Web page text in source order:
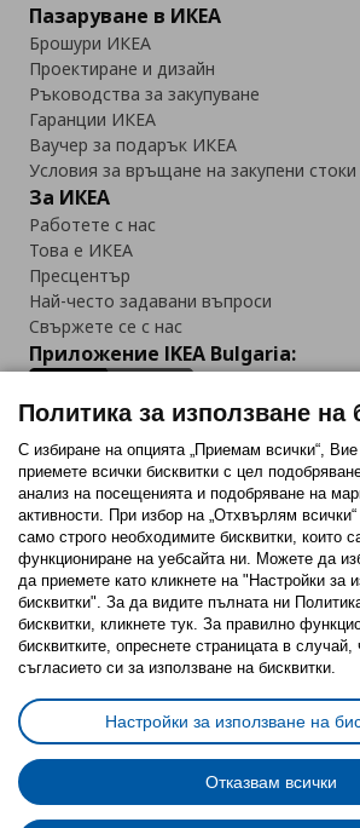
Пазаруване в ИКЕА
Брошури ИКЕА
Проектиране и дизайн
Ръководства за закупуване
Гаранции ИКЕА
Ваучер за подарък ИКЕА
Условия за връщане на закупени стоки
За ИКЕА
Работете с нас
Това е ИКЕА
Пресцентър
Най-често задавани въпроси
Свържете се с нас
Приложение IKEA Bulgaria:
Последвайте ни:
FacebookTwitterYoutubePinterestInstagram
Политика за използване на
Избор на настройки за използване
Условия за ползване на ikea.bgОбща
Политика за защита на личните
Общи условия на програма IKEA
Политика за защита на лични данни на
Политика за използване на
С избиране на опцията „Приемам всички“,
приемете всички бисквитки с цел
анализ на посещенията и подобряване на
активности. При избор на „Отхвърлям
само строго необходимитe бисквитки, които
функциониране на уебсайта ни. Можете да
да приемете като кликнете на "Настройки за
бисквитки". За да видите пълната ни
бисквитки, кликнете тук. За правилно
бисквитките, опреснете страницата в случай,
съгласието си за използване на бисквитки.
Настройки за използване на
Отказвам всички